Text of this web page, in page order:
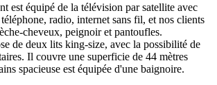
est équipé de la télévision par satellite avec
radio, internet sans fil, et nos clients
cheveux, peignoir et pantoufles.
de deux lits king-size, avec la possibilité de
Il couvre une superficie de 44 mètres
spacieuse est équipée d'une baignoire.